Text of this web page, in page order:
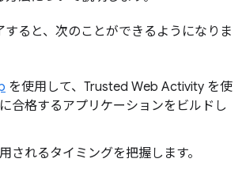
すると、次のことができるようになりま
を使用して、Trusted Web Activity を使
合格するアプリケーションをビルドし
されるタイミングを把握します。